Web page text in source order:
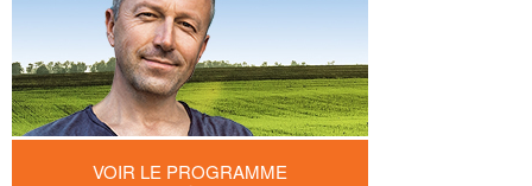
VOIR LE PROGRAMME